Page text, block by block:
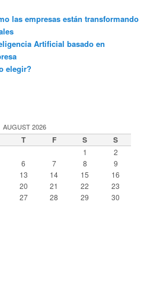
las empresas están transformando
Artificial basado en
elegir?
AUGUST 2026
T F S S
1
2
6 7 8
9
13 14 15
16
20 21 22
23
27 28 29
30